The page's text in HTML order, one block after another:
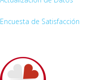
Encuesta de Satisfacción